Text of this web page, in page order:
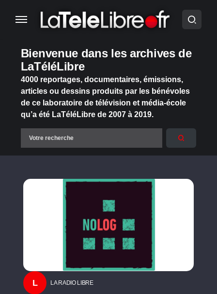
Bienvenue dans les archives de
LaTéléLibre
4000 reportages, documentaires, émissions,
articles ou dessins produits par les bénévoles
de ce laboratoire de télévision et média-école
qu’a été LaTéléLibre de 2007 à 2019.
L LA RADIO LIBRE